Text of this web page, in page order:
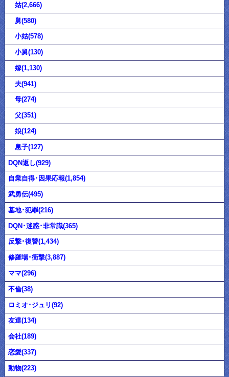
姑(2,666)
舅(580)
小姑(578)
小舅(130)
嫁(1,130)
夫(941)
母(274)
父(351)
娘(124)
息子(127)
DQN返し(929)
自業自得･因果応報(1,854)
武勇伝(495)
基地･犯罪(216)
DQN･迷惑･非常識(365)
反撃･復讐(1,434)
修羅場･衝撃(3,887)
ママ(296)
不倫(38)
ロミオ･ジュリ(92)
友達(134)
会社(189)
恋愛(337)
動物(223)